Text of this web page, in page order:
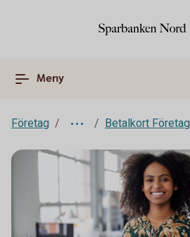
Meny
Företag Betalkort Företag